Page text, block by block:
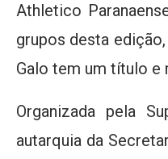
Athletico
grupos desta
Galo tem um título e
Organizada pela
autarquia da